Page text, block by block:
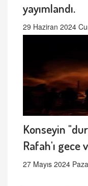
yayımlandı.
29 Haziran 2024
Konseyin
Rafah'ı gece
27 Mayıs 2024